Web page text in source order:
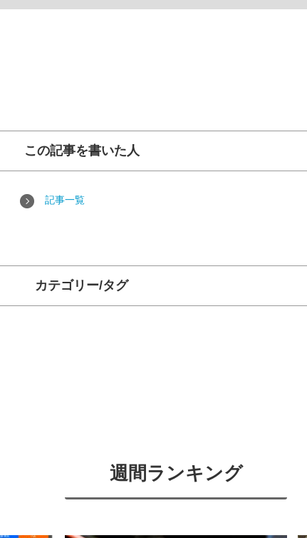
この記事を書いた人
記事一覧
カテゴリー/タグ
週間ランキング